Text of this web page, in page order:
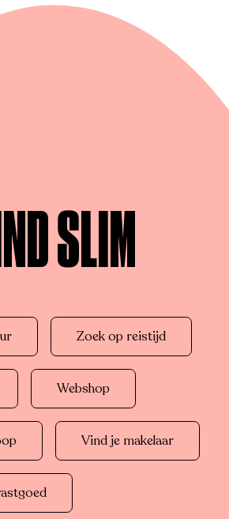
SLIM
Zoek op reistijd
Webshop
Vind je makelaar